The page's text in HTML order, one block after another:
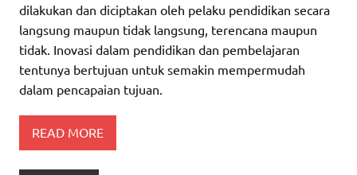
dilakukan dan diciptakan oleh pelaku pendidikan secara
langsung maupun tidak langsung, terencana maupun
tidak. Inovasi dalam pendidikan dan pembelajaran
tentunya bertujuan untuk semakin mempermudah
dalam pencapaian tujuan.
READ MORE